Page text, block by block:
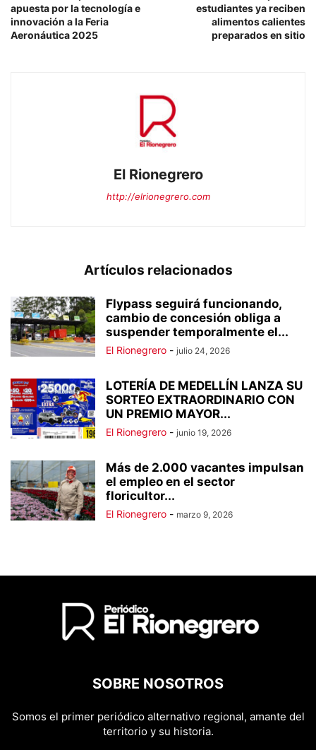
apuesta por la tecnología e
innovación a la Feria
Aeronáutica 2025
estudiantes ya reciben
alimentos calientes
preparados en sitio
El Rionegrero
http://elrionegrero.com
Artículos relacionados
Flypass seguirá funcionando,
cambio de concesión obliga a
suspender temporalmente el...
El Rionegrero - julio 24, 2026
LOTERÍA DE MEDELLÍN LANZA SU
SORTEO EXTRAORDINARIO CON
UN PREMIO MAYOR...
El Rionegrero - junio 19, 2026
Más de 2.000 vacantes impulsan
el empleo en el sector
floricultor...
El Rionegrero - marzo 9, 2026
SOBRE NOSOTROS
Somos el primer periódico alternativo regional, amante del
territorio y su historia.